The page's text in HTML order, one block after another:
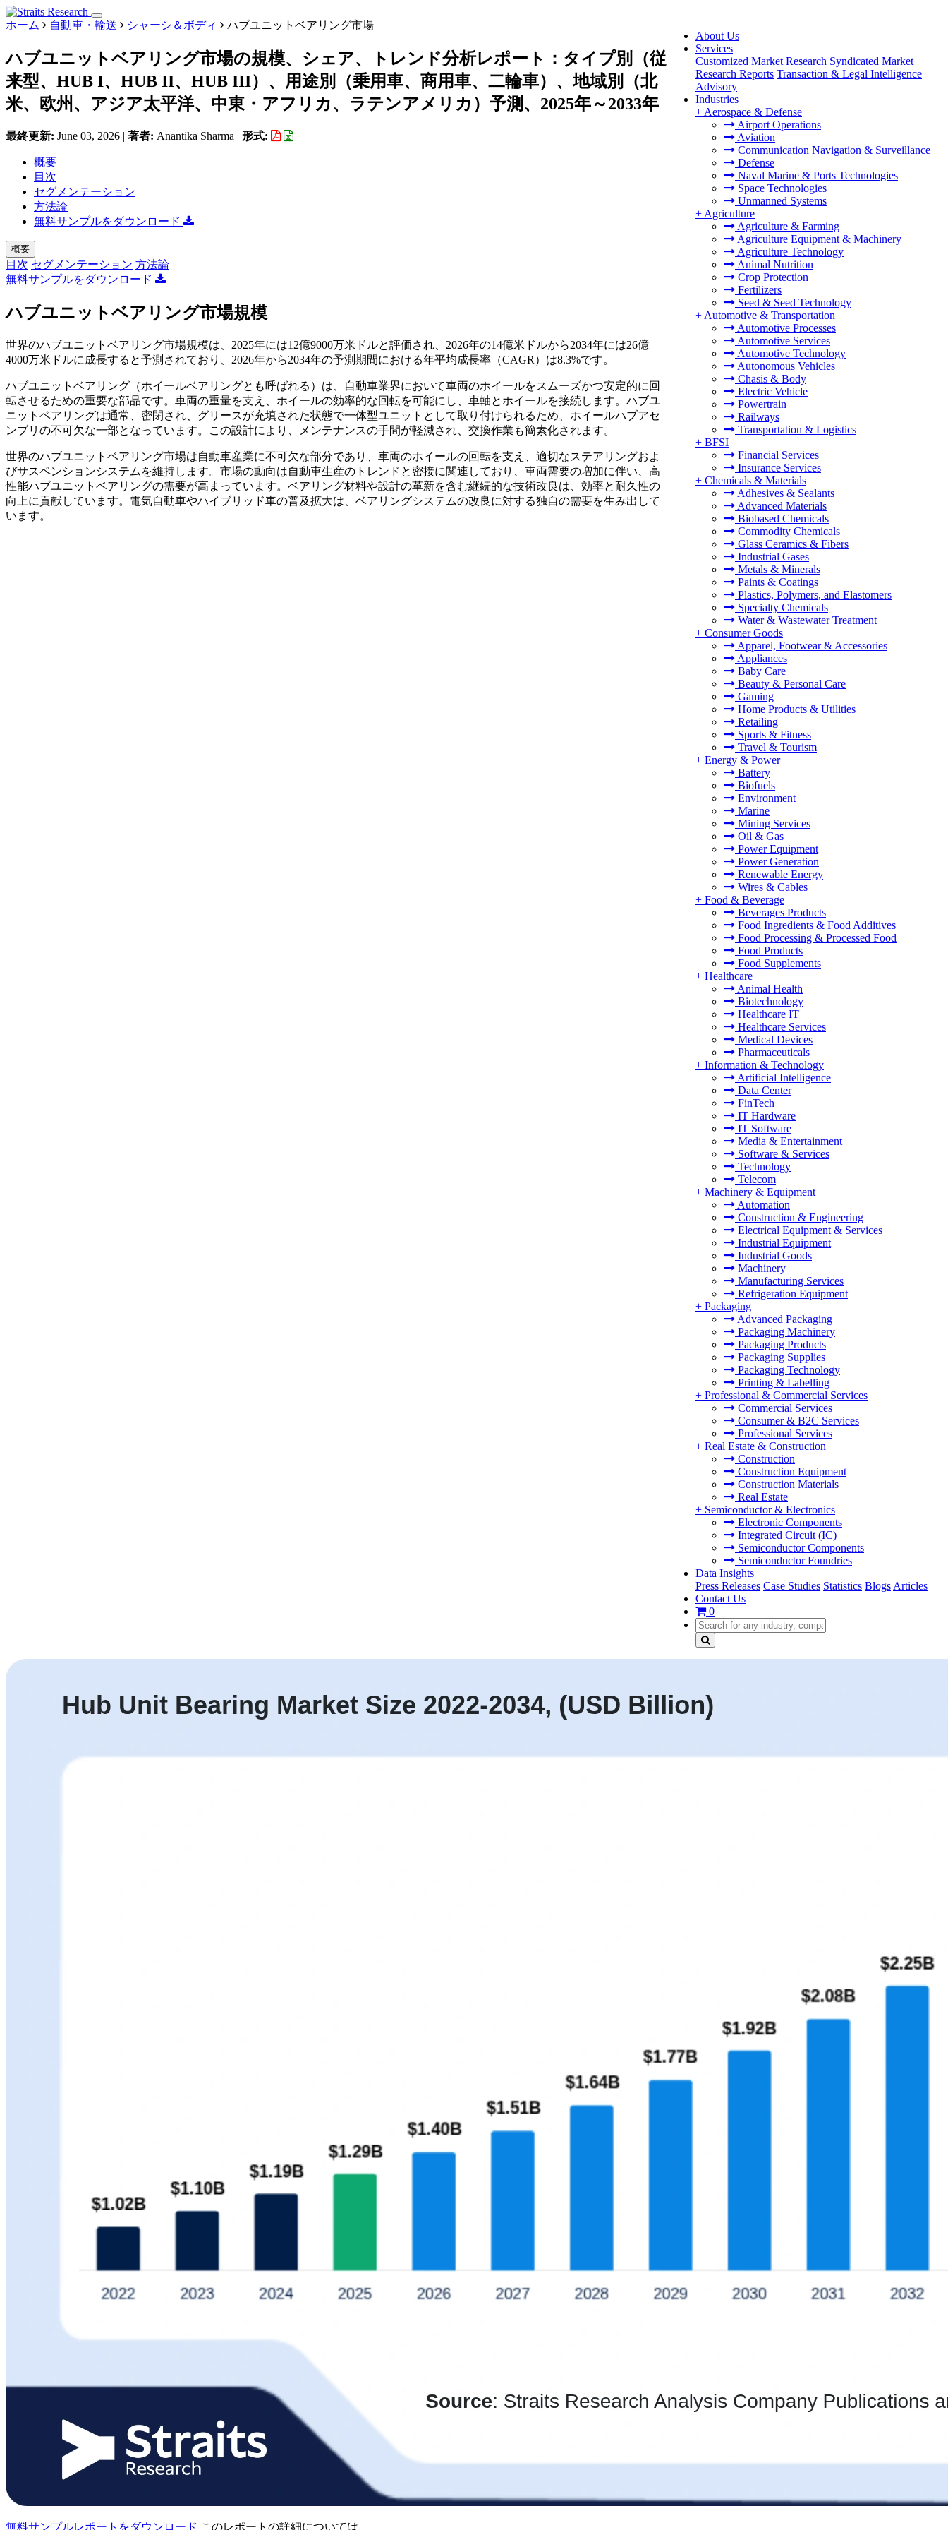
About Us
Services
Customized Market Research Syndicated Market
Research Reports Transaction & Legal Intelligence
Advisory
Industries
+ Aerospace & Defense
Airport Operations
Aviation
Communication Navigation & Surveillance
Defense
Naval Marine & Ports Technologies
Space Technologies
Unmanned Systems
+ Agriculture
Agriculture & Farming
Agriculture Equipment & Machinery
Agriculture Technology
Animal Nutrition
Crop Protection
Fertilizers
Seed & Seed Technology
+ Automotive & Transportation
Automotive Processes
Automotive Services
Automotive Technology
Autonomous Vehicles
Chasis & Body
Electric Vehicle
Powertrain
Railways
Transportation & Logistics
+ BFSI
Financial Services
Insurance Services
+ Chemicals & Materials
Adhesives & Sealants
Advanced Materials
Biobased Chemicals
Commodity Chemicals
Glass Ceramics & Fibers
Industrial Gases
Metals & Minerals
Paints & Coatings
Plastics, Polymers, and Elastomers
Specialty Chemicals
Water & Wastewater Treatment
+ Consumer Goods
Apparel, Footwear & Accessories
Appliances
Baby Care
Beauty & Personal Care
Gaming
Home Products & Utilities
Retailing
Sports & Fitness
Travel & Tourism
+ Energy & Power
Battery
Biofuels
Environment
Marine
Mining Services
Oil & Gas
Power Equipment
Power Generation
Renewable Energy
Wires & Cables
+ Food & Beverage
Beverages Products
Food Ingredients & Food Additives
Food Processing & Processed Food
Food Products
Food Supplements
+ Healthcare
Animal Health
Biotechnology
Healthcare IT
Healthcare Services
Medical Devices
Pharmaceuticals
+ Information & Technology
Artificial Intelligence
Data Center
FinTech
IT Hardware
IT Software
Media & Entertainment
Software & Services
Technology
Telecom
+ Machinery & Equipment
Automation
Construction & Engineering
Electrical Equipment & Services
Industrial Equipment
Industrial Goods
Machinery
Manufacturing Services
Refrigeration Equipment
+ Packaging
Advanced Packaging
Packaging Machinery
Packaging Products
Packaging Supplies
Packaging Technology
Printing & Labelling
+ Professional & Commercial Services
Commercial Services
Consumer & B2C Services
Professional Services
+ Real Estate & Construction
Construction
Construction Equipment
Construction Materials
Real Estate
+ Semiconductor & Electronics
Electronic Components
Integrated Circuit (IC)
Semiconductor Components
Semiconductor Foundries
Data Insights
Press Releases Case Studies Statistics Blogs Articles
Contact Us
0
ホーム 自動車・輸送 シャーシ＆ボディ ハブユニットベアリング市場
ハブユニットベアリング市場の規模、シェア、トレンド分析レポート：タイプ別（従
来型、HUB I、HUB II、HUB III）、用途別（乗用車、商用車、二輪車）、地域別（北
米、欧州、アジア太平洋、中東・アフリカ、ラテンアメリカ）予測、2025年～2033年
最終更新: June 03, 2026 | 著者: Anantika Sharma | 形式:
概要
目次
セグメンテーション
方法論
無料サンプルをダウンロード
概要
目次 セグメンテーション 方法論
無料サンプルをダウンロード
ハブユニットベアリング市場規模
世界のハブユニットベアリング市場規模は、2025年には12億9000万米ドルと評価され、2026年の14億米ドルから2034年には26億
4000万米ドルに成長すると予測されており、2026年から2034年の予測期間における年平均成長率（CAGR）は8.3%です。
ハブユニットベアリング（ホイールベアリングとも呼ばれる）は、自動車業界において車両のホイールをスムーズかつ安定的に回
転させるための重要な部品です。車両の重量を支え、ホイールの効率的な回転を可能にし、車軸とホイールを接続します。ハブユ
ニットベアリングは通常、密閉され、グリースが充填された状態で一体型ユニットとして取り付けられるため、ホイールハブアセ
ンブリの不可欠な一部となっています。この設計により、メンテナンスの手間が軽減され、交換作業も簡素化されます。
世界のハブユニットベアリング市場は自動車産業に不可欠な部分であり、車両のホイールの回転を支え、適切なステアリングおよ
びサスペンションシステムを維持します。市場の動向は自動車生産のトレンドと密接に関連しており、車両需要の増加に伴い、高
性能ハブユニットベアリングの需要が高まっています。ベアリング材料や設計の革新を含む継続的な技術改良は、効率と耐久性の
向上に貢献しています。電気自動車やハイブリッド車の普及拡大は、ベアリングシステムの改良に対する独自の需要を生み出して
います。
無料サンプルレポートをダウンロード このレポートの詳細については、